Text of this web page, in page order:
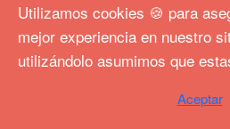
Bazareño
Nosotros
Utilizamos cookies 🍪 para
mejor experiencia en nuestro
utilizándolo asumimos que
Aceptar